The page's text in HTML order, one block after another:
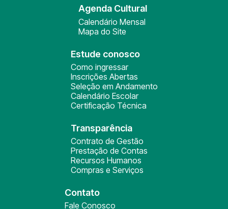
Agenda Cultural
Calendário Mensal
Mapa do Site
Estude conosco
Como ingressar
Inscrições Abertas
Seleção em Andamento
Calendário Escolar
Certificação Técnica
Transparência
Contrato de Gestão
Prestação de Contas
Recursos Humanos
Compras e Serviços
Contato
Fale Conosco